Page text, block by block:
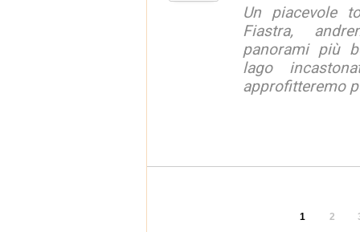
Un piacevole
Fiastra,
panorami più
lago
approfitteremo
1 2